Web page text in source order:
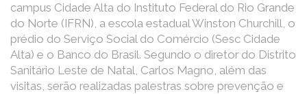
campus Cidade Alta do Instituto Federal do Rio Grande
do Norte (IFRN), a escola estadual Winston Churchill, o
prédio do Serviço Social do Comércio (Sesc Cidade
Alta) e o Banco do Brasil. Segundo o diretor do Distrito
Sanitário Leste de Natal, Carlos Magno, além das
visitas, serão realizadas palestras sobre prevenção e